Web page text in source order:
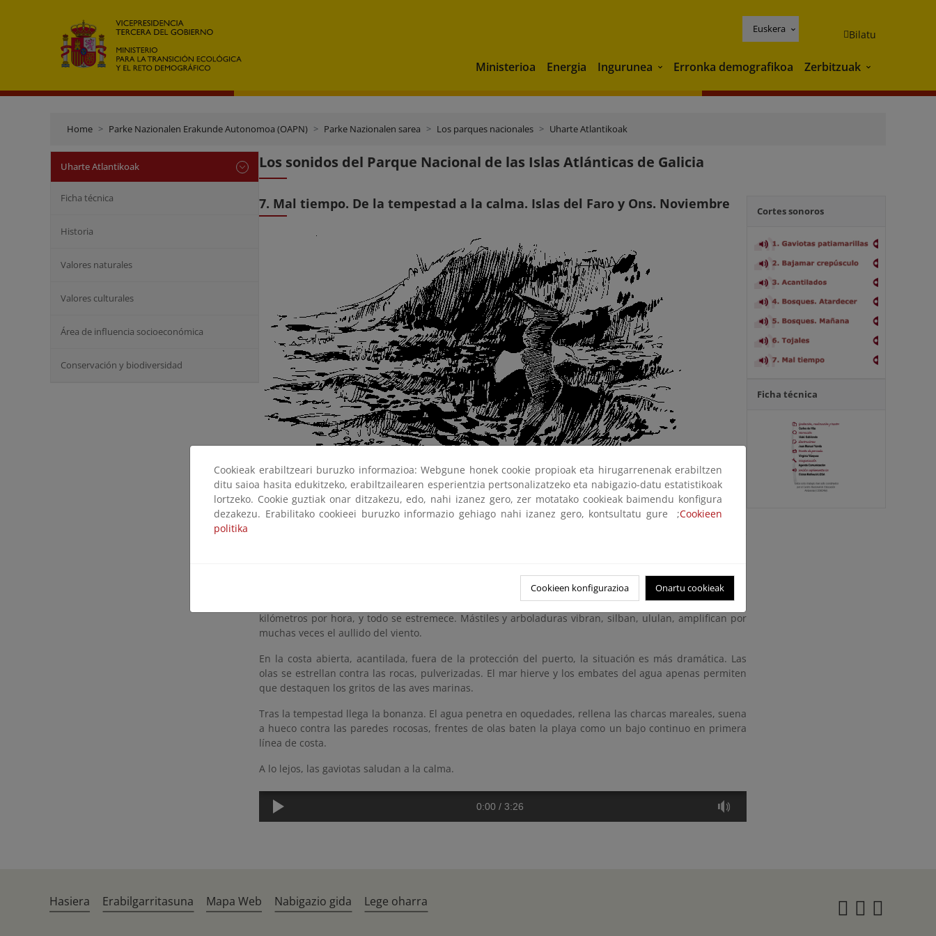
Euskera Bilatu
Ministerioa Energia Ingurunea Ingurunea
Erronka demografikoa Zerbitzuak Zerbitzuak
Home Parke Nazionalen Erakunde Autonomoa (OAPN) Parke Nazionalen sarea Los parques nacionales Uharte Atlantikoak
Uharte Atlantikoak
Ficha técnica
Historia
Valores naturales
Valores culturales
Área de influencia socioeconómica
Conservación y biodiversidad
Los sonidos del Parque Nacional de las Islas Atlánticas de Galicia
7. Mal tiempo. De la tempestad a la calma. Islas del Faro y Ons. Noviembre
En el mar, a veces, el movimiento es imponente. La brisa se convierte en vendaval con ráfagas de cien
kilómetros por hora, y todo se estremece. Mástiles y arboladuras vibran, silban, ululan, amplifican por
muchas veces el aullido del viento.
En la costa abierta, acantilada, fuera de la protección del puerto, la situación es más dramática. Las
olas se estrellan contra las rocas, pulverizadas. El mar hierve y los embates del agua apenas permiten
que destaquen los gritos de las aves marinas.
Tras la tempestad llega la bonanza. El agua penetra en oquedades, rellena las charcas mareales, suena
a hueco contra las paredes rocosas, frentes de olas baten la playa como un bajo continuo en primera
línea de costa.
A lo lejos, las gaviotas saludan a la calma.
0:00 / 3:26
Cortes sonoros
Ficha técnica
Cookieak erabiltzeari buruzko informazioa: Webgune honek cookie propioak eta hirugarrenenak erabiltzen
ditu saioa hasita edukitzeko, erabiltzailearen esperientzia pertsonalizatzeko eta nabigazio-datu estatistikoak
lortzeko. Cookie guztiak onar ditzakezu, edo, nahi izanez gero, zer motatako cookieak baimendu konfigura
dezakezu. Erabilitako cookieei buruzko informazio gehiago nahi izanez gero, kontsultatu gure ;Cookieen
politika
Cookieen konfigurazioa Onartu cookieak
Hasiera Erabilgarritasuna Mapa Web Nabigazio gida Lege oharra Twitter